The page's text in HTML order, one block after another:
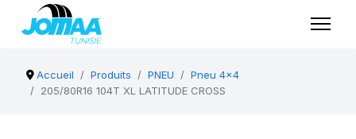
Accueil Produits PNEU
Pneu 4x4
205/80R16 104T XL LATITUDE CROSS